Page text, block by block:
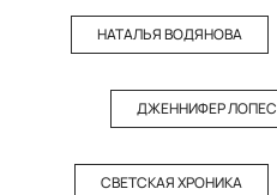
НАТАЛЬЯ ВОДЯНОВА
ДЖЕННИФЕР ЛОПЕС
СВЕТСКАЯ ХРОНИКА